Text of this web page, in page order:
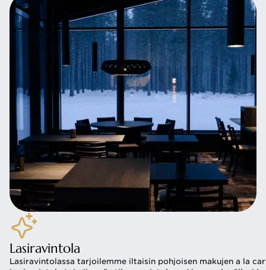
Lasiravintola
Lasiravintolassa tarjoilemme iltaisin pohjoisen makujen a la